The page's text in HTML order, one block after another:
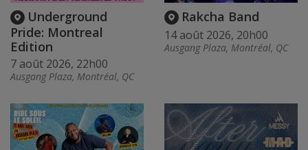
Underground
Pride: Montreal
Edition
7 août 2026, 22h00
Ausgang Plaza, Montréal, QC
Rakcha Band
14 août 2026, 20h00
Ausgang Plaza, Montréal, QC